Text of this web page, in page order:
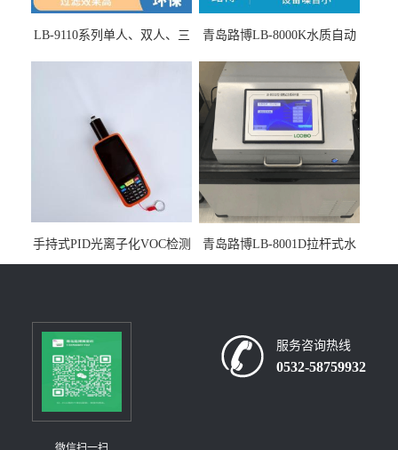
LB-9110系列单人、双人、三
青岛路博LB-8000K水质自动
手持式PID光离子化VOC检测
仪（挥发性有机物设备）
青岛路博LB-8001D拉杆式水
质采样器
服务咨询热线
0532-58759932